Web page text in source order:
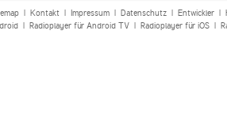
| Kontakt| Impressum| Datenschutz| Entwickler|
| Radioplayer für Android TV| Radioplayer für iOS|